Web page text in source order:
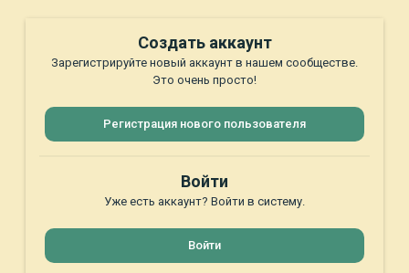
Создать аккаунт
Зарегистрируйте новый аккаунт в нашем сообществе.
Это очень просто!
Регистрация нового пользователя
Войти
Уже есть аккаунт? Войти в систему.
Войти